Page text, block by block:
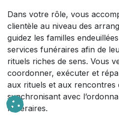
Dans votre rôle, vous
clientèle au niveau des
guidez les familles
services funéraires afin de
rituels riches de sens. Vous
coordonner, exécuter et
aux rituels et aux rencontres
synchronisant avec
funéraires.